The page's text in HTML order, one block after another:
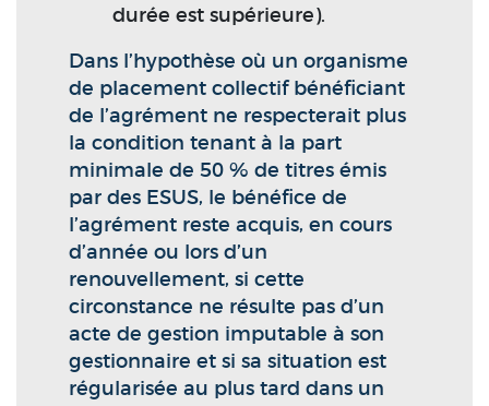
durée est supérieure).
Dans l’hypothèse où un organisme
de placement collectif bénéficiant
de l’agrément ne respecterait plus
la condition tenant à la part
minimale de 50 % de titres émis
par des ESUS, le bénéfice de
l’agrément reste acquis, en cours
d’année ou lors d’un
renouvellement, si cette
circonstance ne résulte pas d’un
acte de gestion imputable à son
gestionnaire et si sa situation est
régularisée au plus tard dans un